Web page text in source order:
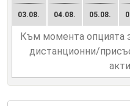
03.08. 04.08. 05.08.
Към момента опцията
дистанционни/